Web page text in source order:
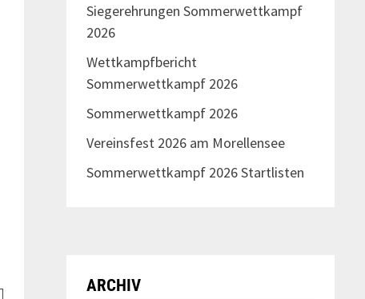
Siegerehrungen Sommerwettkampf
2026
Wettkampfbericht
Sommerwettkampf 2026
Sommerwettkampf 2026
Vereinsfest 2026 am Morellensee
Sommerwettkampf 2026 Startlisten
ARCHIV